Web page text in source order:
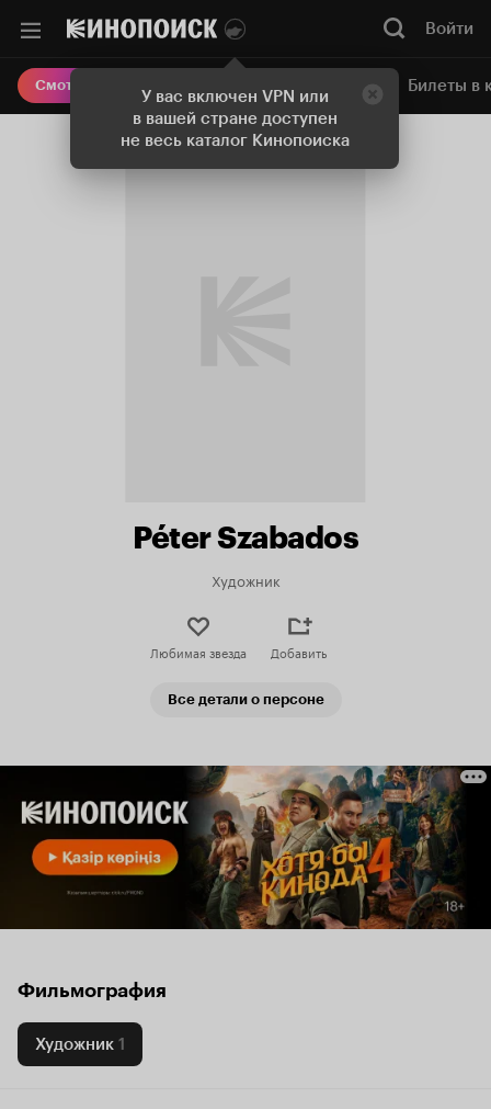
У вас включен VPN или
в вашей стране доступен
не весь каталог Кинопоиска
Войти
Смотреть кино Онлайн-кинотеатр Билеты в
Péter Szabados
Художник
Любимая звезда Добавить
Все детали о персоне
Фильмография
Художник 1